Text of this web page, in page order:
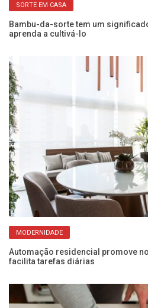
SORTE EM CASA
Bambu-da-sorte tem um
aprenda a cultivá-lo
MODERNIDADE
Automação residencial promove
facilita tarefas diárias